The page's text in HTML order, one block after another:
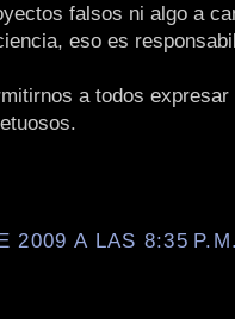
falsos ni algo a
eso es
a todos expresar
2009 A LAS 8:35